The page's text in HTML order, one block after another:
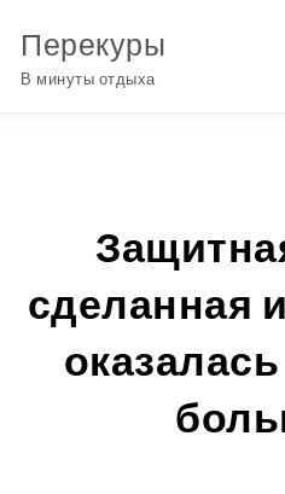
Перекуры
В минуты отдыха
сделанная